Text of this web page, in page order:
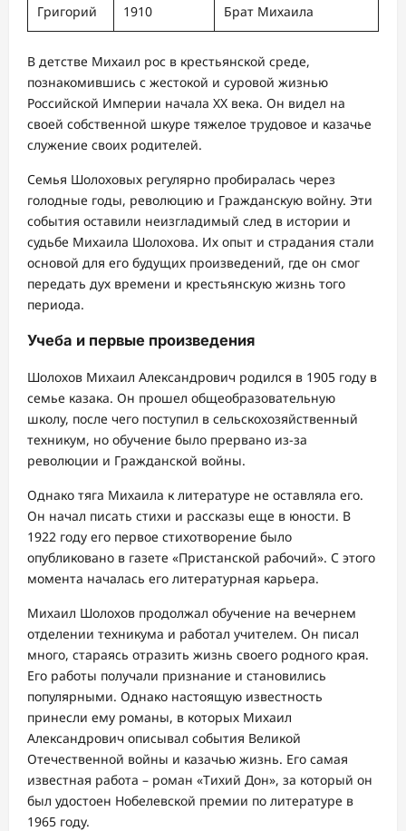
Григорий 1910 Брат Михаила
В детстве Михаил рос в крестьянской среде,
познакомившись с жестокой и суровой жизнью
Российской Империи начала XX века. Он видел на
своей собственной шкуре тяжелое трудовое и казачье
служение своих родителей.
Семья Шолоховых регулярно пробиралась через
голодные годы, революцию и Гражданскую войну. Эти
события оставили неизгладимый след в истории и
судьбе Михаила Шолохова. Их опыт и страдания стали
основой для его будущих произведений, где он смог
передать дух времени и крестьянскую жизнь того
периода.
Учеба и первые произведения
Шолохов Михаил Александрович родился в 1905 году в
семье казака. Он прошел общеобразовательную
школу, после чего поступил в сельскохозяйственный
техникум, но обучение было прервано из-за
революции и Гражданской войны.
Однако тяга Михаила к литературе не оставляла его.
Он начал писать стихи и рассказы еще в юности. В
1922 году его первое стихотворение было
опубликовано в газете «Пристанской рабочий». С этого
момента началась его литературная карьера.
Михаил Шолохов продолжал обучение на вечернем
отделении техникума и работал учителем. Он писал
много, стараясь отразить жизнь своего родного края.
Его работы получали признание и становились
популярными. Однако настоящую известность
принесли ему романы, в которых Михаил
Александрович описывал события Великой
Отечественной войны и казачью жизнь. Его самая
известная работа – роман «Тихий Дон», за который он
был удостоен Нобелевской премии по литературе в
1965 году.